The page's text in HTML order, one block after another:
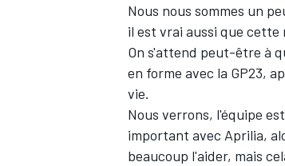
Nous nous sommes un
il est vrai aussi que
On s'attend peut-être à
en forme avec la GP23,
vie.
Nous verrons, l'équipe
important avec Aprilia,
beaucoup l'aider, mais